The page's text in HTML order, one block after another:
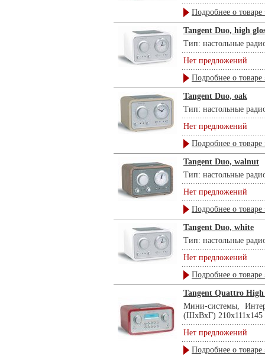
Подробнее о товаре
Tangent Duo, high
Тип: настольные
Нет предложений
Подробнее о товаре
Tangent Duo, oak
Тип: настольные
Нет предложений
Подробнее о товаре
Tangent Duo, walnut
Тип: настольные
Нет предложений
Подробнее о товаре
Tangent Duo, white
Тип: настольные
Нет предложений
Подробнее о товаре
Tangent Quattro High
Мини-системы,
(ШхВхГ) 210х111х145
Нет предложений
Подробнее о товаре